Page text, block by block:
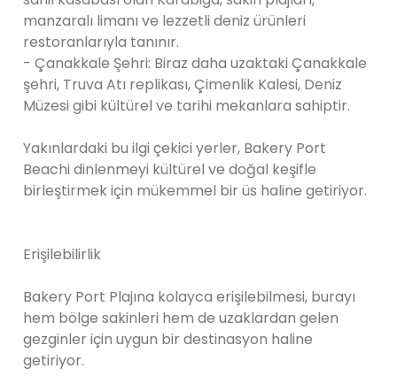
manzaralı limanı ve lezzetli deniz ürünleri
restoranlarıyla tanınır.
- Çanakkale Şehri: Biraz daha uzaktaki Çanakkale
şehri, Truva Atı replikası, Çimenlik Kalesi, Deniz
Müzesi gibi kültürel ve tarihi mekanlara sahiptir.
Yakınlardaki bu ilgi çekici yerler, Bakery Port
Beachi dinlenmeyi kültürel ve doğal keşifle
birleştirmek için mükemmel bir üs haline getiriyor.
Erişilebilirlik
Bakery Port Plajına kolayca erişilebilmesi, burayı
hem bölge sakinleri hem de uzaklardan gelen
gezginler için uygun bir destinasyon haline
getiriyor.